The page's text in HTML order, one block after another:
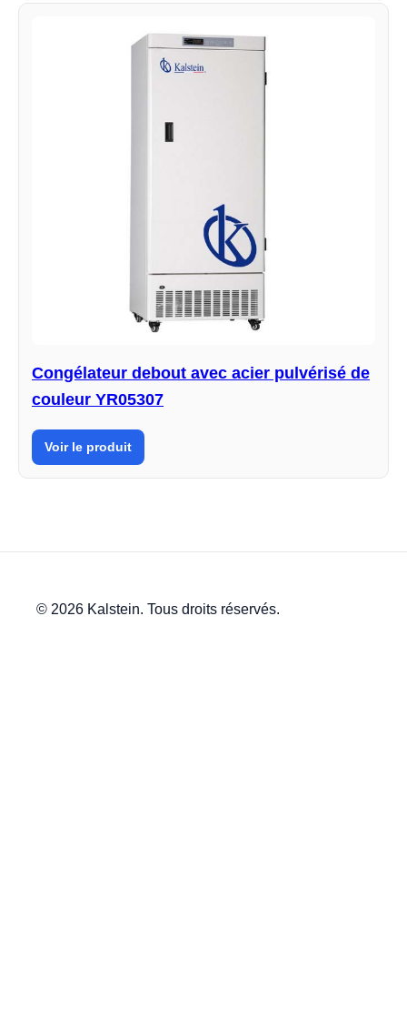
Congélateur debout avec acier pulvérisé de
couleur YR05307
Voir le produit
© 2026 Kalstein. Tous droits réservés.